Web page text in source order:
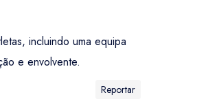
incluindo uma equipa
e envolvente.
Reportar